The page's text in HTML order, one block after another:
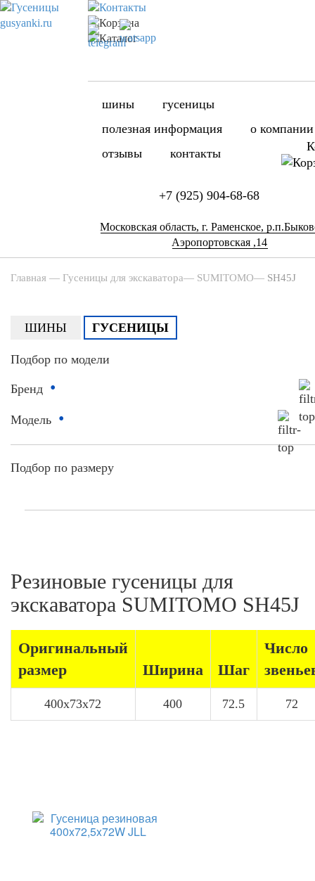
шины
гусеницы
полезная информация
о компании
отзывы
контакты
+7 (925) 904-68-68
Московская область, г. Раменское,
Аэропортовская ,14
Главная — Гусеницы для экскаватора— SUMITOMO— SH45J
ШИНЫ ГУСЕНИЦЫ
Подбор по модели
Бренд •
Модель •
Подбор по размеру
Резиновые гусеницы для
экскаватора SUMITOMO SH45J
Оригинальный
размер
Ширина Шаг
Число
400x73x72 400 72.5 72